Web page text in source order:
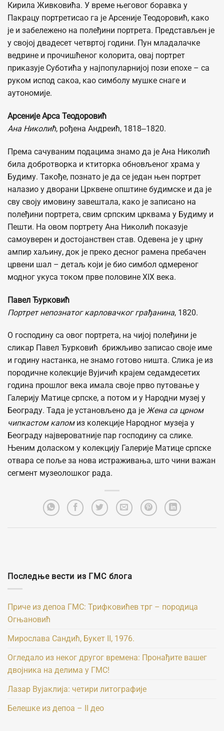
Кирила Живковића. У време његовог боравка у
Пакрацу портретисао га је Арсеније Теодоровић, како
је и забележено на полеђини портрета. Представљен је
у својој двадесет четвртој години. Пун младалачке
ведрине и прочишћеног колорита, овај портрет
приказује Суботића у најпопуларнијој пози епохе – са
руком испод сакоа, као симболу мушке снаге и
аутономије.
Арсеније Арса Теодоровић
Ана Николић, рођена Андреић, 1818‒1820.
Према сачуваним подацима знамо да је Ана Николић
била добротворка и ктиторка обновљеног храма у
Будиму. Такође, познато је да се један њен портрет
налазио у дворани Црквене општине будимске и да је
сву своју имовину завештала, како је записано на
полеђини портрета, свим српским црквама у Будиму и
Пешти. На овом портрету Ана Николић показује
самоуверен и достојанствен став. Одевена је у црну
ампир хаљину, док је преко десног рамена пребачен
црвени шал – детаљ који је био симбол одмереног
модног укуса током прве половине XIX века.
Павел Ђурковић
Портрет непознатог карловачког грађанина, 1820.
О господину са овог портрета, на чијој полеђини је
сликар Павел Ђурковић брижљиво записао своје име
и годину настанка, не знамо готово ништа. Слика је из
породичне колекције Вујичић крајем седамдесетих
година прошлог века имала своје прво путовање у
Галерију Матице српске, а потом и у Народни музеј у
Београду. Тада је установљено да је Жена са црном
чипкастом капомиз колекције Народног музеја у
Београду највероватније пар господину са слике.
Њеним доласком у колекцију Галерије Матице српске
отвара се поље за нова истраживања, што чини важан
сегмент музеолошког рада.
Последње вести из ГМС блога
Приче из депоа ГМС: Трифковићев трг – породица
Огњановић
Мирослава Сандић, Букет II, 1976.
Огледало из неког другог времена: Пронађите вашег
двојника на делима у ГМС!
Лазар Вујаклија: четири литографије
Белешке из депоа – II део